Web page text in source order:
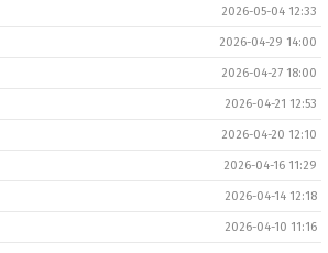
2026-05-04 12:33
2026-04-29 14:00
2026-04-27 18:00
2026-04-21 12:53
2026-04-20 12:10
2026-04-16 11:29
2026-04-14 12:18
2026-04-10 11:16